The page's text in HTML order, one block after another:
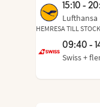
15:10 -
Lufthansa
HEMRESA TILL
09:40 -
Swiss+